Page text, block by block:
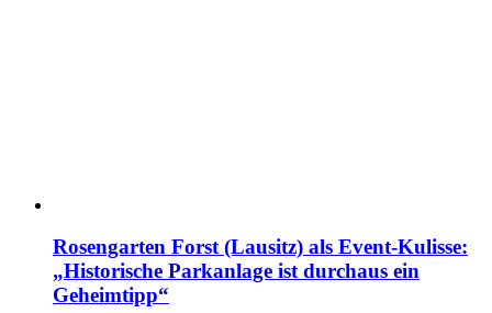
Rosengarten Forst (Lausitz) als Event-Kulisse:
„Historische Parkanlage ist durchaus ein
Geheimtipp“